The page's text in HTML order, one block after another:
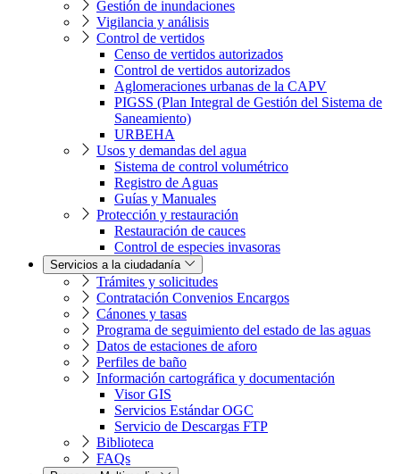
Gestión de inundaciones
Vigilancia y análisis
Control de vertidos
Censo de vertidos autorizados
Control de vertidos autorizados
Aglomeraciones urbanas de la CAPV
PIGSS (Plan Integral de Gestión del Sistema de
Saneamiento)
URBEHA
Usos y demandas del agua
Sistema de control volumétrico
Registro de Aguas
Guías y Manuales
Protección y restauración
Restauración de cauces
Control de especies invasoras
Servicios a la ciudadanía
Trámites y solicitudes
Contratación Convenios Encargos
Cánones y tasas
Programa de seguimiento del estado de las aguas
Datos de estaciones de aforo
Perfiles de baño
Información cartográfica y documentación
Visor GIS
Servicios Estándar OGC
Servicio de Descargas FTP
Biblioteca
FAQs